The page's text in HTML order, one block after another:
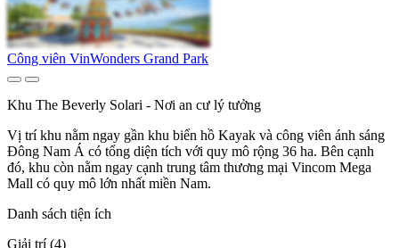
Công viên VinWonders Grand Park
Khu The Beverly Solari - Nơi an cư lý tưởng
Vị trí khu nằm ngay gần khu biển hồ Kayak và công viên ánh sáng
Đông Nam Á có tổng diện tích với quy mô rộng 36 ha. Bên cạnh
đó, khu còn nằm ngay cạnh trung tâm thương mại Vincom Mega
Mall có quy mô lớn nhất miền Nam.
Danh sách tiện ích
Giải trí (4)